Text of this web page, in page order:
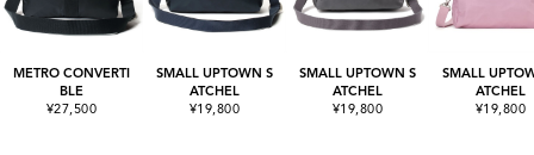
METRO CONVERTI
BLE
¥27,500
SMALL UPTOWN S
ATCHEL
¥19,800
SMALL UPTOWN S
ATCHEL
¥19,800
SMALL
ATCHEL
¥19,800